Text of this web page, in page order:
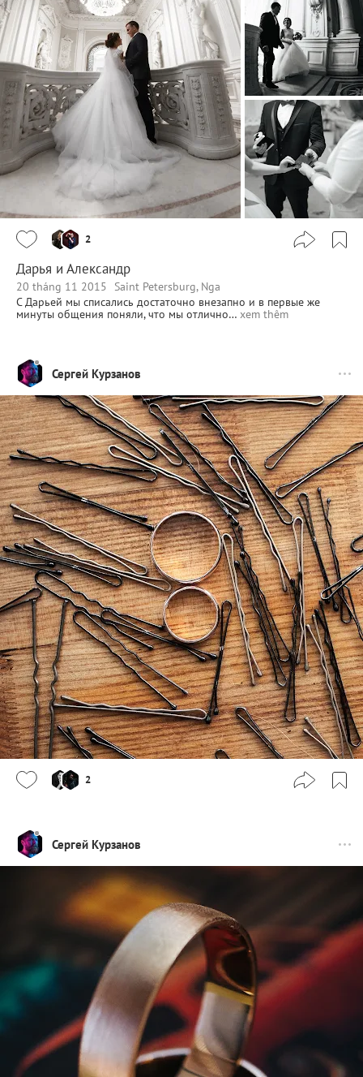
2
Дарья и Александр
20 tháng 11 2015
Saint Petersburg, Nga
С Дарьей мы списались достаточно внезапно и в первые же
минуты общения поняли, что мы отлично… xem thêm
Сергей Курзанов
2
Сергей Курзанов